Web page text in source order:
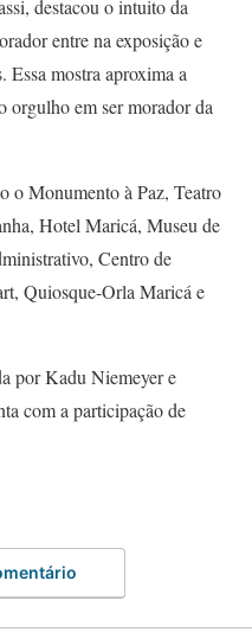
destacou o intuito da
entre na exposição e
Essa mostra aproxima a
orgulho em ser morador da
o Monumento à Paz, Teatro
Hotel Maricá, Museu de
Centro de
Quiosque-Orla Maricá e
por Kadu Niemeyer e
com a participação de